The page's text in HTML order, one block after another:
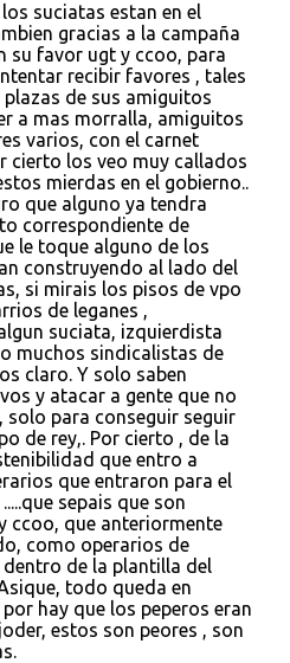
suciatas estan en el
gracias a la campaña
su favor ugt y ccoo, para
recibir favores , tales
de sus amiguitos
a mas morralla, amiguitos
varios, con el carnet
cierto los veo muy callados
mierdas en el gobierno..
que alguno ya tendra
correspondiente de
le toque alguno de los
construyendo al lado del
si mirais los pisos de vpo
de leganes ,
suciata, izquierdista
muchos sindicalistas de
claro. Y solo saben
y atacar a gente que no
solo para conseguir seguir
de rey,. Por cierto , de la
que entro a
que entraron para el
sepais que son
ccoo, que anteriormente
como operarios de
de la plantilla del
todo queda en
hay que los peperos eran
estos son peores , son